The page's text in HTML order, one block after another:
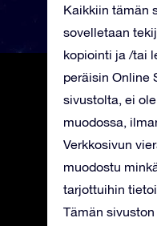
Kaikkiin tämän
sovelletaan
kopiointi ja /tai
peräisin Online
sivustolta, ei
muodossa,
Verkkosivun
muodostu
tarjottuihin
Tämän